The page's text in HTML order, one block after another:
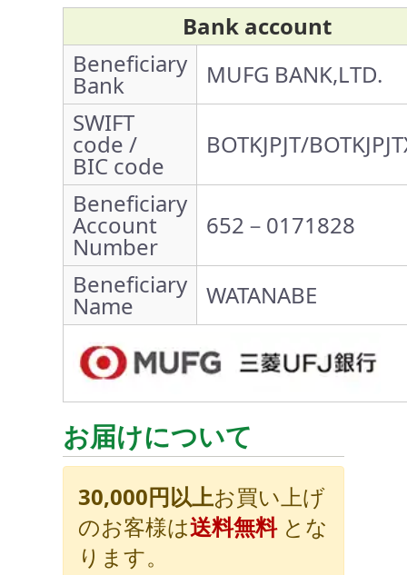
Bank account
Beneficiary
Bank
MUFG BANK,LTD.
SWIFT
code /
BIC code
BOTKJPJT/
Beneficiary
Account
Number
652－0171828
Beneficiary
Name WATANABE
お届けについて
30,000円以上お買い上げ
のお客様は送料無料とな
ります。